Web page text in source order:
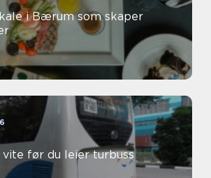
i Bærum som skaper
vite før du leier turbuss